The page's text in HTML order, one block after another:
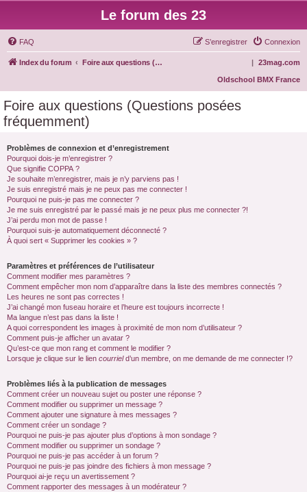
Le forum des 23
FAQ Connexion
S’enregistrer
Index du forum Foire aux questions (Questions posées fréquemment) 23mag.com
|
Oldschool BMX France
Foire aux questions (Questions posées
fréquemment)
Problèmes de connexion et d’enregistrement
Pourquoi dois-je m’enregistrer ?
Que signifie COPPA ?
Je souhaite m’enregistrer, mais je n’y parviens pas !
Je suis enregistré mais je ne peux pas me connecter !
Pourquoi ne puis-je pas me connecter ?
Je me suis enregistré par le passé mais je ne peux plus me connecter ?!
J’ai perdu mon mot de passe !
Pourquoi suis-je automatiquement déconnecté ?
À quoi sert « Supprimer les cookies » ?
Paramètres et préférences de l’utilisateur
Comment modifier mes paramètres ?
Comment empêcher mon nom d’apparaître dans la liste des membres connectés ?
Les heures ne sont pas correctes !
J’ai changé mon fuseau horaire et l’heure est toujours incorrecte !
Ma langue n’est pas dans la liste !
A quoi correspondent les images à proximité de mon nom d’utilisateur ?
Comment puis-je afficher un avatar ?
Qu’est-ce que mon rang et comment le modifier ?
Lorsque je clique sur le lien courrield’un membre, on me demande de me connecter !?
Problèmes liés à la publication de messages
Comment créer un nouveau sujet ou poster une réponse ?
Comment modifier ou supprimer un message ?
Comment ajouter une signature à mes messages ?
Comment créer un sondage ?
Pourquoi ne puis-je pas ajouter plus d’options à mon sondage ?
Comment modifier ou supprimer un sondage ?
Pourquoi ne puis-je pas accéder à un forum ?
Pourquoi ne puis-je pas joindre des fichiers à mon message ?
Pourquoi ai-je reçu un avertissement ?
Comment rapporter des messages à un modérateur ?